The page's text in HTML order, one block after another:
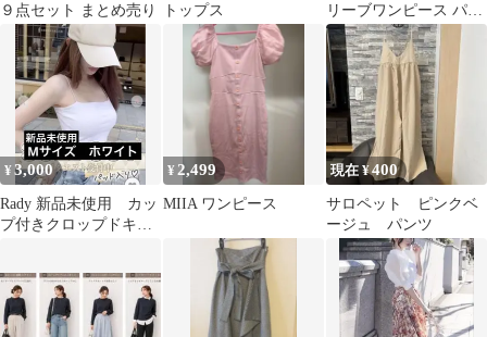
９点セット まとめ売り
トップス
リーブワンピース パー
プル M
¥3,000
Rady 新品未使用 カッ
プ付きクロップドキャ
¥ 2,499
MIIA ワンピース
現在 ¥400
サロペット ピンクベ
ージュ パンツ